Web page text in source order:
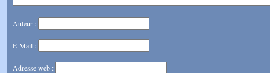
Auteur :
E-Mail :
Adresse web :